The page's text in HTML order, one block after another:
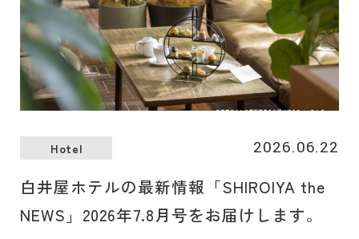
Hotel 2026.06.22
白井屋ホテルの最新情報「SHIROIYA the
NEWS」2026年7.8月号をお届けします。